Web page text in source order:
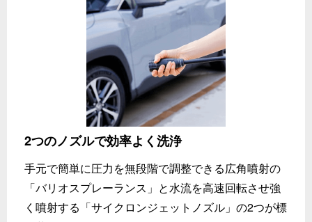
2つのノズルで効率よく洗浄
手元で簡単に圧力を無段階で調整できる広角噴射の
「バリオスプレーランス」と水流を高速回転させ強
く噴射する「サイクロンジェットノズル」の2つが標